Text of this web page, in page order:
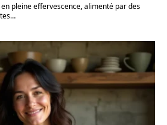
pleine effervescence, alimenté par des
…